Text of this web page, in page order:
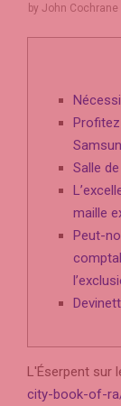
by John Cochrane
Salle
maille
Peut-
L'Éserpent sur
city-book-of-